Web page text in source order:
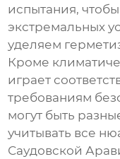
испытания,
экстремальных
уделяем
Кроме
играет
требованиям
могут быть
учитывать все
Саудовской